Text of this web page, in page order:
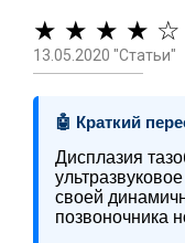
★ ★ ★ ★ ☆
13.05.2020 "Статьи"
🤖 Краткий
Дисплазия
своей
позвоночника